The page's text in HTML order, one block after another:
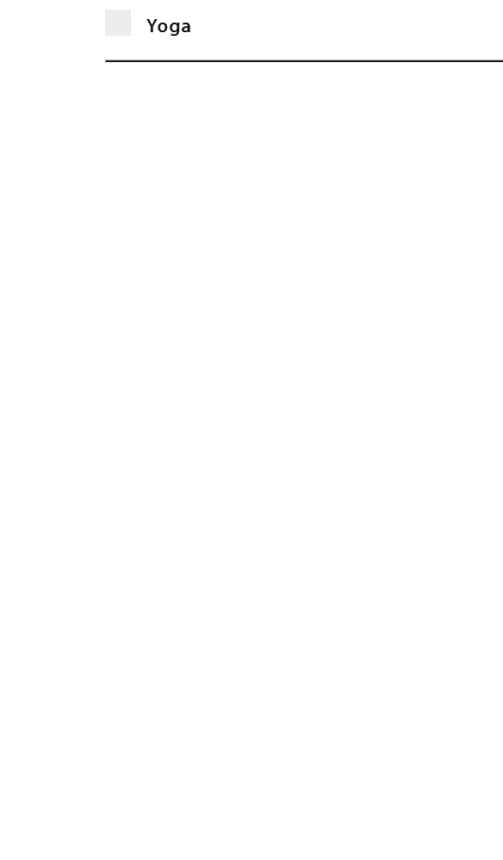
Yoga